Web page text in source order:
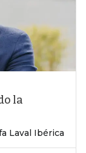
la
Laval Ibérica